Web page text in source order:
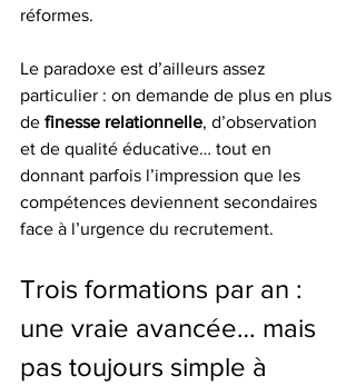
réformes.
Le paradoxe est d’ailleurs assez
particulier : on demande de plus en plus
de finesse relationnelle, d’observation
et de qualité éducative… tout en
donnant parfois l’impression que les
compétences deviennent secondaires
face à l’urgence du recrutement.
Trois formations par an :
une vraie avancée… mais
pas toujours simple à